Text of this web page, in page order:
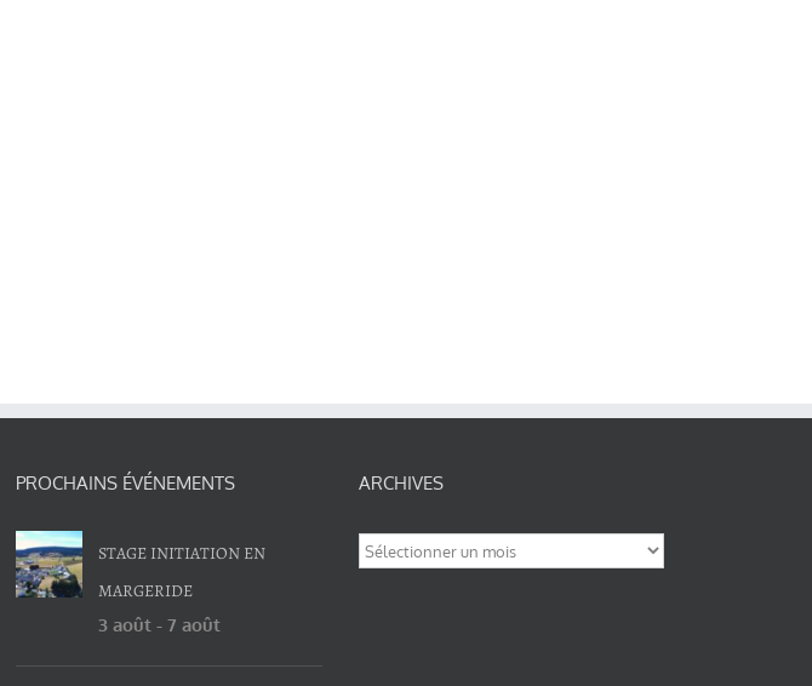
PROCHAINS ÉVÉNEMENTS
STAGE INITIATION EN
MARGERIDE
3 août -7 août
ARCHIVES
Archives